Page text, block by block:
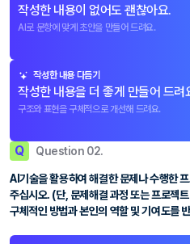
작성한 내용이 없어도 괜찮아요.
AI로 문항에 맞게 초안을 만들어 드려요.
작성한 내용 다듬기
작성한 내용을 더 좋게 만들어 드려
구조와 표현을 구체적으로 개선해 드려요.
Q Question 02.
AI기술을 활용하여 해결한 문제나 수행한
주십시오. (단, 문제해결 과정 또는 프로젝
구체적인 방법과 본인의 역할 및 기여도를